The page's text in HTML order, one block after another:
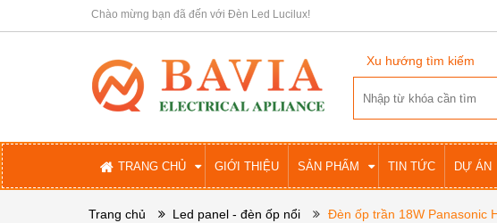
Chào mừng bạn đã đến với Đèn Led Lucilux!
Xu hướng tìm kiếm
TRANG CHỦ GIỚI THIỆU SẢN PHẨM TIN TỨC DỰ ÁN
Trang chủ Led panel - đèn ốp nổi Đèn ốp trần 18W Panasonic